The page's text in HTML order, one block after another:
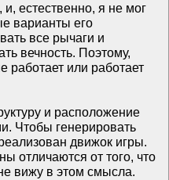
естественно, я не мог
варианты его
все рычаги и
вечность. Поэтому,
работает или работает
и расположение
Чтобы генерировать
движок игры.
отличаются от того, что
вижу в этом смысла.